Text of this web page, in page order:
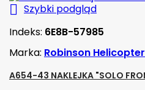
 Szybki podgląd
Indeks: 6E8B-57985
Marka: Robinson
A654-43 NAKLEJKA "SOLO